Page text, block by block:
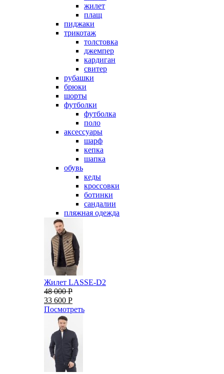
жилет
плащ
пиджаки
трикотаж
толстовка
джемпер
кардиган
свитер
рубашки
брюки
шорты
футболки
футболка
поло
аксессуары
шарф
кепка
шапка
обувь
кеды
кроссовки
ботинки
сандалии
пляжная одежда
Жилет LASSE-D2
48 000 Р
33 600 Р
Посмотреть